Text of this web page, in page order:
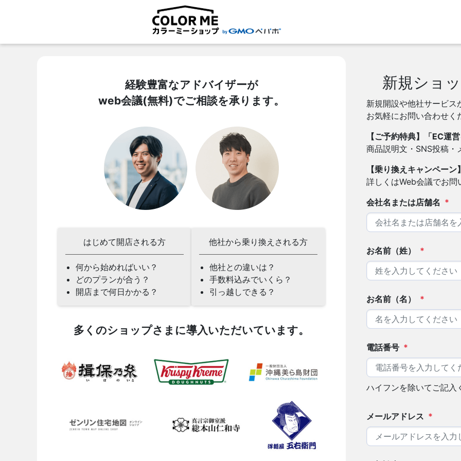
経験豊富なアドバイザーが
web会議(無料)でご相談を承ります。
はじめて開店される方
何から始めればいい？
どのプランが合う？
開店まで何日かかる？
他社から乗り換えされる方
他社との違いは？
手数料込みでいくら？
引っ越しできる？
多くのショップさまに導入いただいています。
新規ショ
新規開設や他社サービ
お気軽にお問い合わせく
【ご予約特典】「EC運
商品説明文・SNS投稿・
【乗り換えキャンペー
詳しくはWeb会議でお問
会社名または店舗名 *
お名前（姓） *
お名前（名） *
電話番号 *
ハイフンを除いてご記入
メールアドレス *